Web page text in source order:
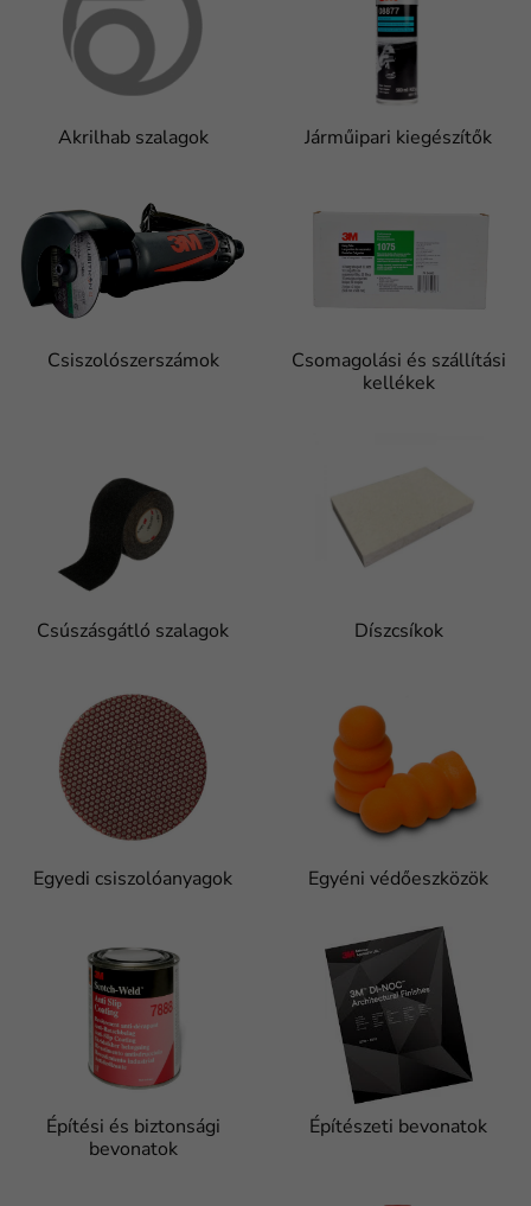
Akrilhab szalagok Járműipari kiegészítők
Csiszolószerszámok
Csomagolási és szállítási
kellékek
Csúszásgátló szalagok Díszcsíkok
Egyedi csiszolóanyagok Egyéni védőeszközök
Építési és biztonsági
bevonatok
Építészeti bevonatok